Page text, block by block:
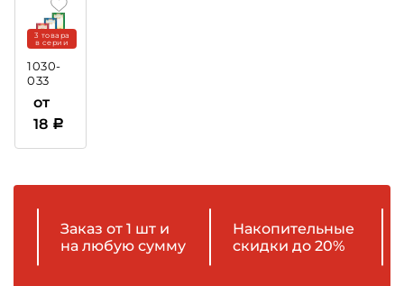
1030-
033
3 товара
в серии
от
18
Заказ от 1 шт и
на любую сумму
Накопительные
скидки до 20%